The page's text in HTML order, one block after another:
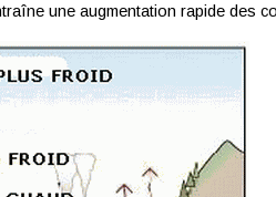
une augmentation rapide des